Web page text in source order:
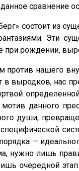
сравнение
состоит из
Эти
при рождении,
нашего
в выродков, нас
данного
души,
—
нужно лишь
очередной